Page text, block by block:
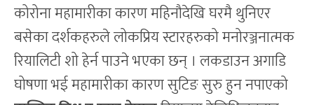
कोरोना महामारीका कारण महिनौदेखि घरमै थुनिएर
बसेका दर्शकहरुले लोकप्रिय स्टारहरुको मनोरञ्जनात्मक
रियालिटी शो हेर्न पाउने भएका छन् । लकडाउन अगाडि
घोषणा भई महामारीका कारण सुटिङ सुरु हुन नपाएको